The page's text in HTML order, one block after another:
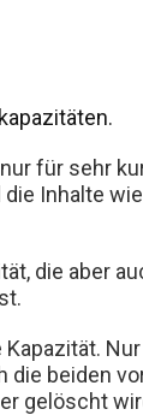
für sehr
Inhalte
die aber
die beiden
gelöscht